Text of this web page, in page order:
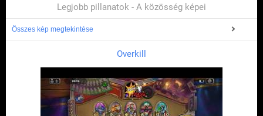
Legjobb pillanatok - A közösség képei
Összes kép megtekintése
Overkill